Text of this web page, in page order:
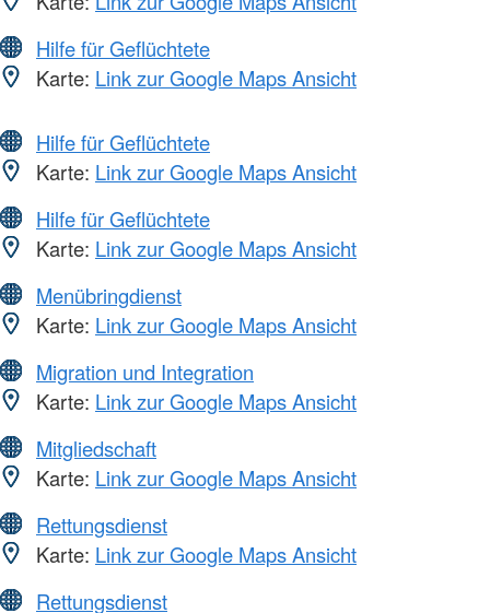
Hilfe für Geflüchtete
Karte: Link zur Google Maps Ansicht
Hilfe für Geflüchtete
Karte: Link zur Google Maps Ansicht
Hilfe für Geflüchtete
Karte: Link zur Google Maps Ansicht
Menübringdienst
Karte: Link zur Google Maps Ansicht
Migration und Integration
Karte: Link zur Google Maps Ansicht
Mitgliedschaft
Karte: Link zur Google Maps Ansicht
Rettungsdienst
Karte: Link zur Google Maps Ansicht
Rettungsdienst